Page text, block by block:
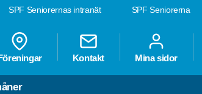
SPF Seniorerna
SPF Seniorernas intranät
Kontakt Mina sidor